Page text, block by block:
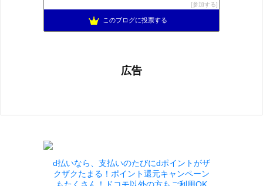
参加する
このブログに投票する
広告
d払いなら、支払いのたびにdポイントがザ
クザクたまる！ポイント還元キャンペーン